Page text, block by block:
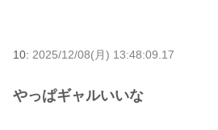
10: 2025/12/08(月) 13:48:09.17
やっぱギャルいいな